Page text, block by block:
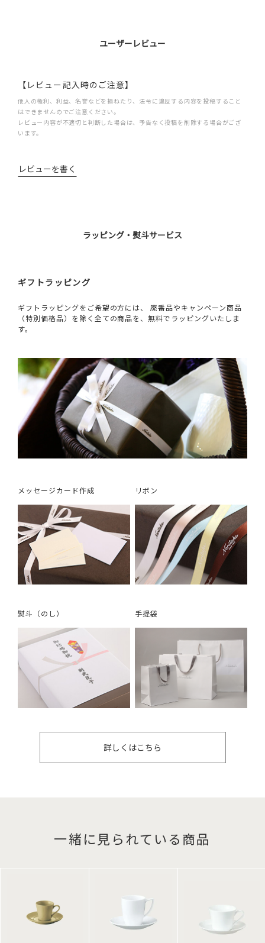
ユーザーレビュー
【レビュー記入時のご注意】
他人の権利、利益、名誉などを損ねたり、法令に違反する内容を投稿すること
はできませんのでご注意ください。
レビュー内容が不適切と判断した場合は、予告なく投稿を削除する場合がござ
います。
レビューを書く
ラッピング・熨斗サービス
ギフトラッピング
ギフトラッピングをご希望の方には、 廃番品やキャンペーン商品
（特別価格品）を除く全ての商品を、無料でラッピングいたしま
す。
メッセージカード作成 リボン
熨斗（のし） 手提袋
詳しくはこちら
一緒に見られている商品